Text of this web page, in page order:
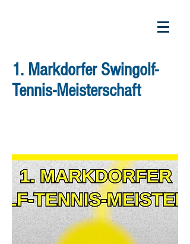
1. Markdorfer Swingolf-
Tennis-Meisterschaft